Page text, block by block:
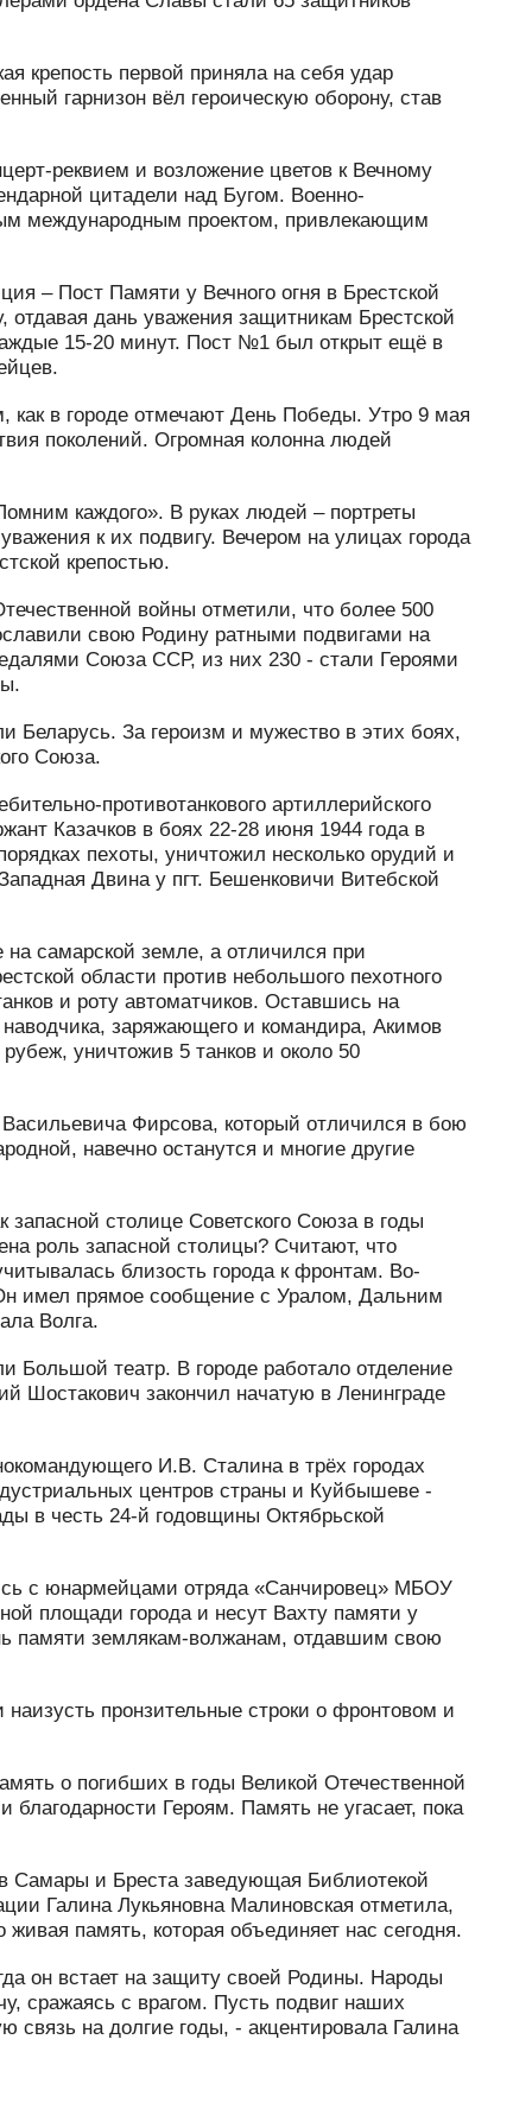
крепость первой приняла на себя удар
гарнизон вёл героическую оборону, став
реквием и возложение цветов к Вечному
цитадели над Бугом. Военно-
международным проектом, привлекающим
– Пост Памяти у Вечного огня в Брестской
дань уважения защитникам Брестской
15-20 минут. Пост №1 был открыт ещё в
как в городе отмечают День Победы. Утро 9 мая
поколений. Огромная колонна людей
каждого». В руках людей – портреты
к их подвигу. Вечером на улицах города
крепостью.
войны отметили, что более 500
свою Родину ратными подвигами на
Союза ССР, из них 230 - стали Героями
За героизм и мужество в этих боях,
Союза.
противотанкового артиллерийского
Казачков в боях 22-28 июня 1944 года в
пехоты, уничтожил несколько орудий и
Двина у пгт. Бешенковичи Витебской
самарской земле, а отличился при
области против небольшого пехотного
и роту автоматчиков. Оставшись на
заряжающего и командира, Акимов
уничтожив 5 танков и около 50
Фирсова, который отличился в бою
навечно останутся и многие другие
столице Советского Союза в годы
роль запасной столицы? Считают, что
близость города к фронтам. Во-
имел прямое сообщение с Уралом, Дальним
Волга.
театр. В городе работало отделение
Шостакович закончил начатую в Ленинграде
И.В. Сталина в трёх городах
центров страны и Куйбышеве -
в честь 24-й годовщины Октябрьской
с юнармейцами отряда «Санчировец» МБОУ
площади города и несут Вахту памяти у
памяти землякам-волжанам, отдавшим свою
пронзительные строки о фронтовом и
о погибших в годы Великой Отечественной
Героям. Память не угасает, пока
Самары и Бреста заведующая Библиотекой
Галина Лукьяновна Малиновская отметила,
память, которая объединяет нас сегодня.
он встает на защиту своей Родины. Народы
сражаясь с врагом. Пусть подвиг наших
связь на долгие годы, - акцентировала Галина